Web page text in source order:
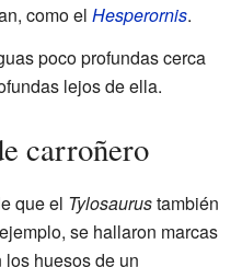
como el Hesperornis.
poco profundas cerca
lejos de ella.
carroñero
que el Tylosaurustambién
se hallaron marcas
los huesos de un